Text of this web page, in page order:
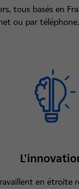
tous basés en
ou par téléphone,
en étroite